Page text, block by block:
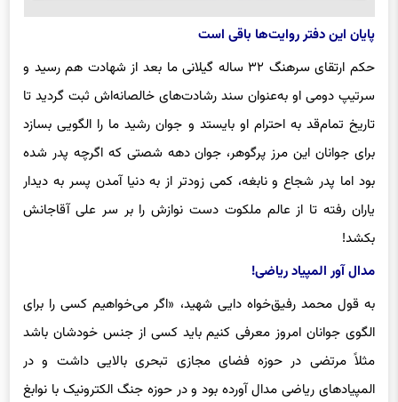
پایان این دفتر روایت‌ها باقی است
حکم ارتقای سرهنگ ۳۲ ساله گیلانی ما بعد از شهادت هم رسید و
سرتیپ دومی او به‌عنوان سند رشادت‌های خالصانه‌اش ثبت گردید تا
تاریخ تمام‌قد به احترام او بایستد و جوان رشید ما را الگویی بسازد
برای جوانان این مرز پرگوهر، جوان دهه شصتی که اگرچه پدر شده
بود اما پدر شجاع و نابغه، کمی زودتر از به دنیا آمدن پسر به دیدار
یاران رفته تا از عالم ملکوت دست نوازش را بر سر علی آقاجانش
بکشد!
مدال آور المپیاد ریاضی!
به قول محمد رفیق‌خواه دایی شهید، «اگر می‌خواهیم کسی را برای
الگوی جوانان امروز معرفی کنیم باید کسی از جنس خودشان باشد
مثلاً مرتضی در حوزه فضای مجازی تبحری بالایی داشت و در
المپیادهای ریاضی مدال آورده بود و در حوزه جنگ الکترونیک با نوابغ